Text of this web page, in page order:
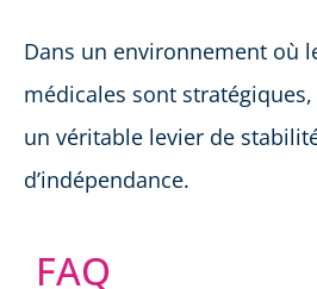
Dans un environnement où
médicales sont
un véritable levier de
d’indépendance.
FAQ